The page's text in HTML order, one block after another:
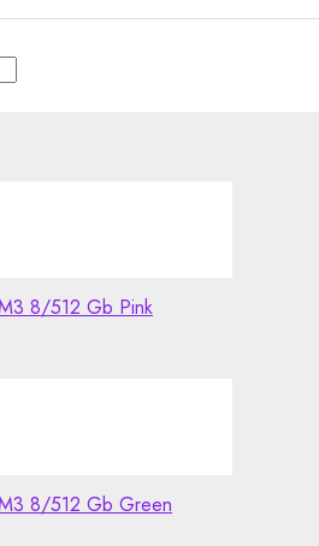
8/512 Gb Pink
8/512 Gb Green